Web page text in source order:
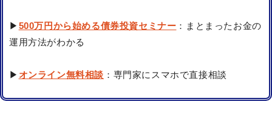
▶ 500万円から始める債券投資セミナー ：まとまったお金の
運用方法がわかる
▶ オンライン無料相談 ：専門家にスマホで直接相談